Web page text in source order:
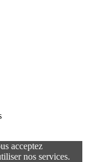
acceptez
nos services.